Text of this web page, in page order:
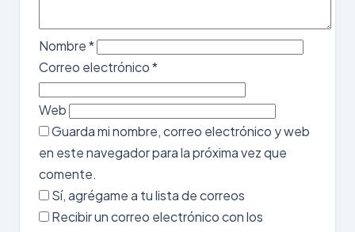
Nombre*
Correo electrónico*
Web
Guarda mi nombre, correo electrónico y web
en este navegador para la próxima vez que
comente.
Sí, agrégame a tu lista de correos
Recibir un correo electrónico con los